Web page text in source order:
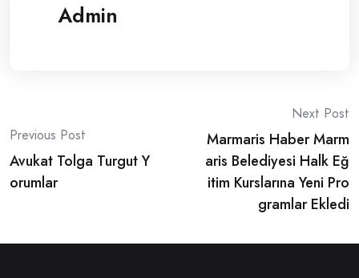
Admin
Post
navigation
Previous Post
Avukat Tolga Turgut Y
orumlar
Next Post
Marmaris Haber Marm
aris Belediyesi Halk Eğ
itim Kurslarına Yeni Pro
gramlar Ekledi